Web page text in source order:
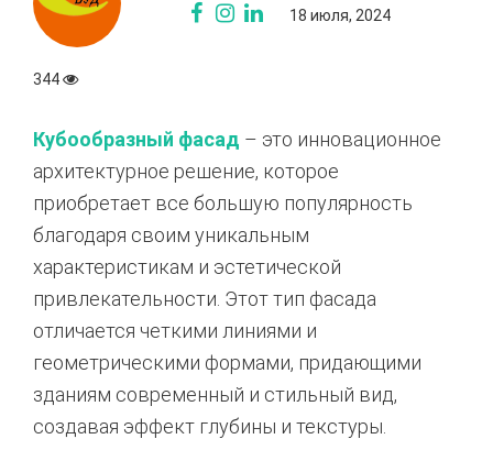
18 июля, 2024
344
Кубообразный фасад – это инновационное
архитектурное решение, которое
приобретает все большую популярность
благодаря своим уникальным
характеристикам и эстетической
привлекательности. Этот тип фасада
отличается четкими линиями и
геометрическими формами, придающими
зданиям современный и стильный вид,
создавая эффект глубины и текстуры.